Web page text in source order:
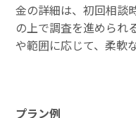
金の詳細は、初回相談
の上で調査を進められ
や範囲に応じて、柔軟
プラン例